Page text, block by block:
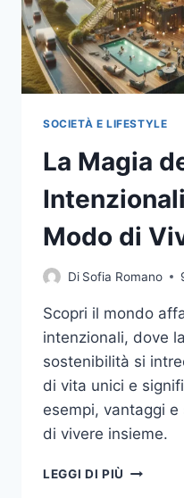
SOCIETÀ E LIFESTYLE
La Magia
Modo di
Di Sofia Romano
Scopri il mondo
intenzionali, dove
sostenibilità si
di vita unici e
esempi, vantaggi
di vivere insieme.
LEGGI DI PIÙ LA